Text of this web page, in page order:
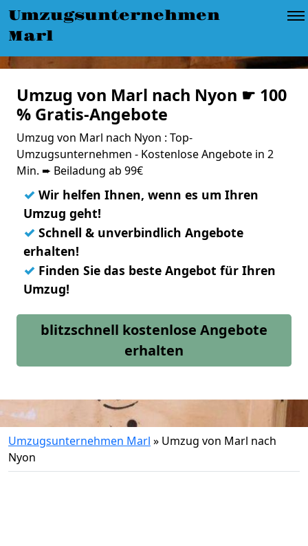
Umzugsunternehmen
Marl
Umzug von Marl nach Nyon ☛ 100
% Gratis-Angebote
Umzug von Marl nach Nyon : Top-
Umzugsunternehmen - Kostenlose Angebote in 2
Min. ➨ Beiladung ab 99€
✓ Wir helfen Ihnen, wenn es um Ihren
Umzug geht!
✓ Schnell & unverbindlich Angebote
erhalten!
✓ Finden Sie das beste Angebot für Ihren
Umzug!
blitzschnell kostenlose Angebote
erhalten
Umzugsunternehmen Marl » Umzug von Marl nach
Nyon